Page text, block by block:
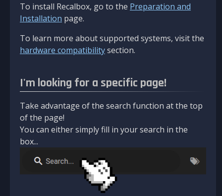
To install Recalbox, go to the Preparation and
Installation page.
To learn more about supported systems, visit the
hardware compatibilitysection.
I'm looking for a specific page!
Take advantage of the search function at the top
of the page!
You can either simply fill in your search in the
box...